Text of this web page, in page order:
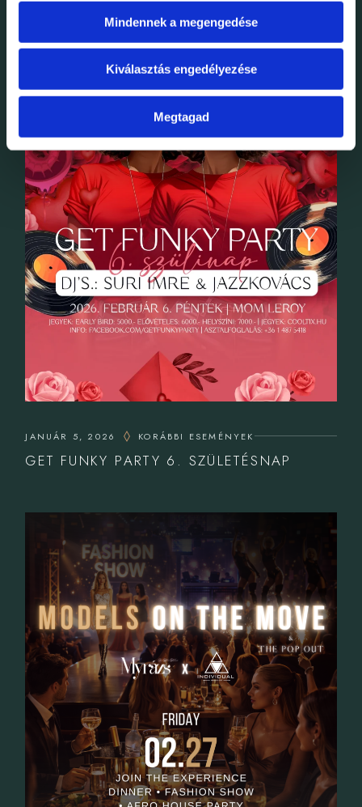
Mindennek a megengedése
Kiválasztás engedélyezése
Megtagad
JANUÁR 5, 2026 KORÁBBI ESEMÉNYEK
GET FUNKY PARTY 6. SZÜLETÉSNAP